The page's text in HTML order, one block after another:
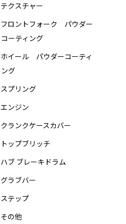
テクスチャー
フロントフォーク パウダー
コーティング
ホイール パウダーコーティ
ング
スプリング
エンジン
クランクケースカバー
トップブリッチ
ハブ ブレーキドラム
グラブバー
ステップ
その他